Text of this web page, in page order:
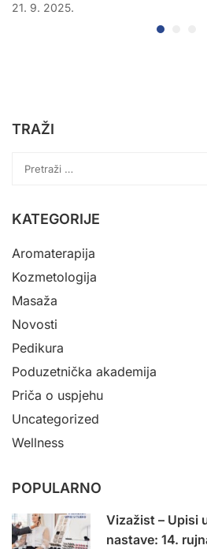
21. 9. 2025.
TRAŽI
KATEGORIJE
Aromaterapija
Kozmetologija
Masaža
Novosti
Pedikura
Poduzetnička akademija
Priča o uspjehu
Uncategorized
Wellness
POPULARNO
Vizažist – Upisi
nastave: 14.